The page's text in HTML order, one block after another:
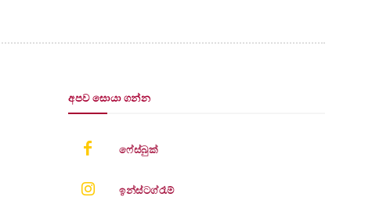
අපව සොයා ගන්න
ෆේස්බුක්
ඉන්ස්ටග්රෑම්